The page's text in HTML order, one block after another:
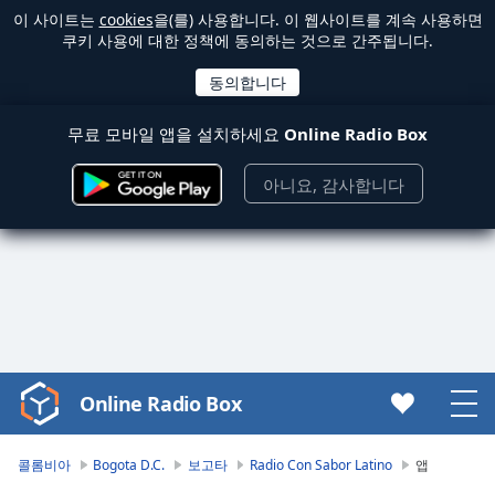
이 사이트는 cookies을(를) 사용합니다. 이 웹사이트를 계속 사용하면
쿠키 사용에 대한 정책에 동의하는 것으로 간주됩니다.
무료 모바일 앱을 설치하세요 Online Radio Box
아니요, 감사합니다
Video
Player
Online Radio Box
콜롬비아 Bogota D.C. 보고타 Radio Con Sabor Latino 앱